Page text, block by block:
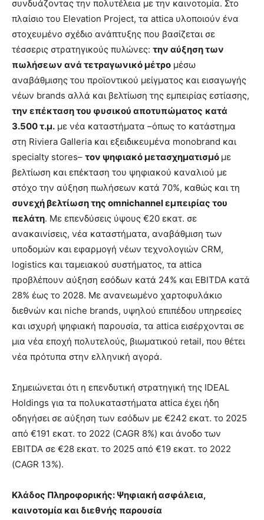
συνδυάζοντας την πολυτέλεια με την καινοτομία. Στο
πλαίσιο του Elevation Project, τα attica υλοποιούν ένα
στοχευμένο σχέδιο ανάπτυξης που βασίζεται σε
τέσσερις στρατηγικούς πυλώνες: την αύξηση των
πωλήσεων ανά τετραγωνικό μέτρο μέσω
αναβάθμισης του προϊοντικού μείγματος και εισαγωγής
νέων brands αλλά και βελτίωση της εμπειρίας εστίασης,
την επέκταση του φυσικού αποτυπώματος κατά
3.500 τ.μ. με νέα καταστήματα –όπως το κατάστημα
στη Riviera Galleria και εξειδικευμένα monobrand και
specialty stores– τον ψηφιακό μετασχηματισμό με
βελτίωση και επέκταση του ψηφιακού καναλιού με
στόχο την αύξηση πωλήσεων κατά 70%, καθώς και τη
συνεχή βελτίωση της omnichannelεμπειρίας του
πελάτη. Με επενδύσεις ύψους €20 εκατ. σε
ανακαινίσεις, νέα καταστήματα, αναβάθμιση των
υποδομών και εφαρμογή νέων τεχνολογιών CRM,
logistics και ταμειακού συστήματος, τα attica
προβλέπουν αύξηση εσόδων κατά 24% και EBITDA κατά
28% έως το 2028. Με ανανεωμένο χαρτοφυλάκιο
διεθνών και niche brands, υψηλού επιπέδου υπηρεσίες
και ισχυρή ψηφιακή παρουσία, τα attica εισέρχονται σε
μια νέα εποχή πολυτελούς, βιωματικού retail, που θέτει
νέα πρότυπα στην ελληνική αγορά.
Σημειώνεται ότι η επενδυτική στρατηγική της IDEAL
Holdings για τα πολυκαταστήματα attica έχει ήδη
οδηγήσει σε αύξηση των εσόδων με €242 εκατ. το 2025
από €191 εκατ. το 2022 (CAGR 8%) και άνοδο των
EBITDA σε €28 εκατ. το 2025 από €19 εκατ. το 2022
(CAGR 13%).
Κλάδος Πληροφορικής: Ψηφιακή ασφάλεια,
καινοτομία και διεθνής παρουσία